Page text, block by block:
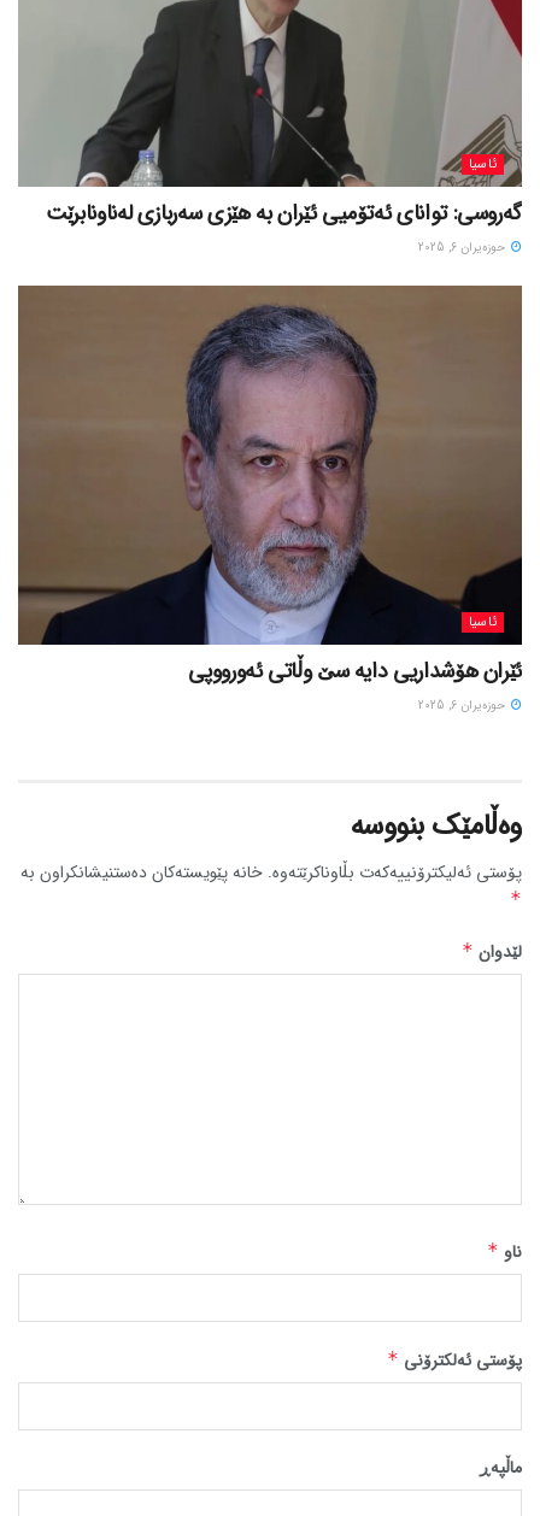
ئاسیا
گەروسی: توانای ئەتۆمیی ئێران بە هێزی سەربازی لەناونابرێت
حوزه‌یران 6, 2025
ئاسیا
ئێران هۆشداریی دایە سێ وڵاتی ئەورووپی
حوزه‌یران 6, 2025
وەڵامێک بنووسە
پۆستی ئەلیکترۆنییەکەت بڵاوناکرێتەوە. خانە پێویستەکان دەستنیشانکراون بە
*
لێدوان *
ناو *
پۆستی ئەلکترۆنی *
ماڵپه‌ڕ